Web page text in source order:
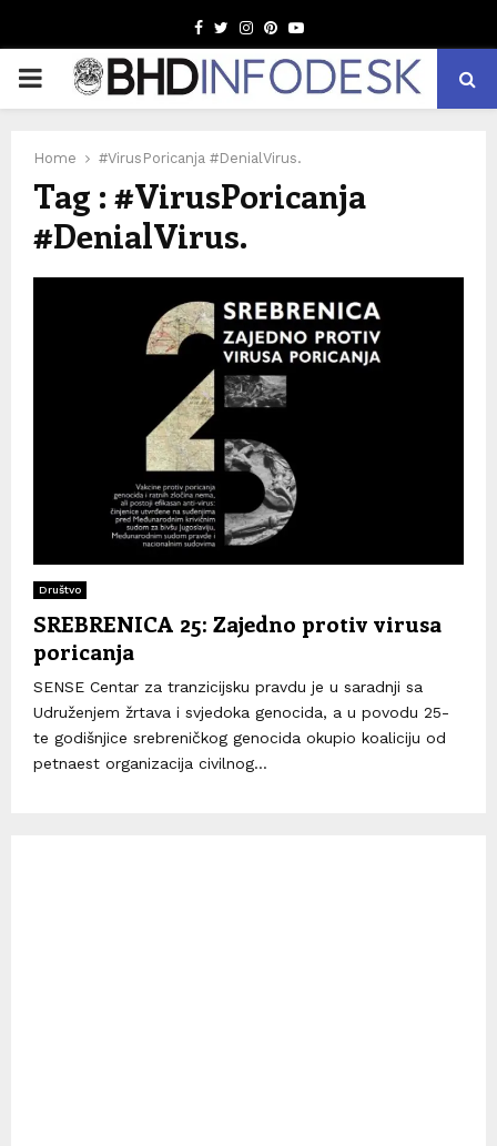
Facebook
TwitterInstagram
Pinterest
Youtube
PRIMARY
Home #VirusPoricanja #DenialVirus.
Tag : #VirusPoricanja
#DenialVirus.
Društvo
SREBRENICA 25: Zajedno protiv virusa
poricanja
SENSE Centar za tranzicijsku pravdu je u saradnji sa
Udruženjem žrtava i svjedoka genocida, a u povodu 25-
te godišnjice srebreničkog genocida okupio koaliciju od
petnaest organizacija civilnog...